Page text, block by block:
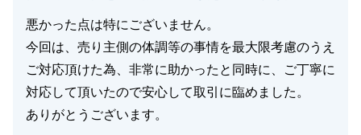
閉じる
悪かった点は特にございません。
今回は、売り主側の体調等の事情を最大限考慮のうえ
ご対応頂けた為、非常に助かったと同時に、ご丁寧に
対応して頂いたので安心して取引に臨めました。
ありがとうございます。